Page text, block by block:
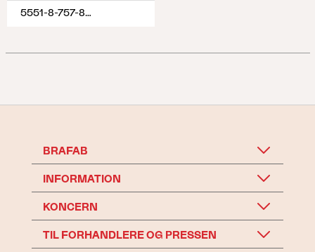
5551-8-757-888
BRAFAB
INFORMATION
KONCERN
TIL FORHANDLERE OG PRESSEN